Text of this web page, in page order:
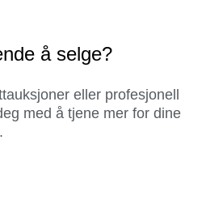
å selge?
eller profesjonell
med å tjene mer for dine